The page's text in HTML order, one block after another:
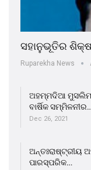
ସହାନୁଭୂତିର
Ruparekha News
ଅହମ୍ମଦିଆ ମୁସଲିମ
ବାର୍ଷିକ
Dec 26, 2021
ଅନ୍ତଃରାଷ୍ଟ୍ରୀୟ
ପାରସ୍ପରିକ…